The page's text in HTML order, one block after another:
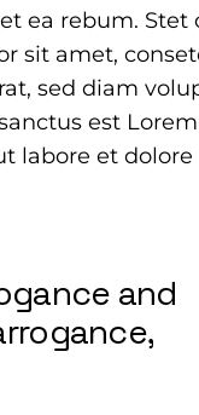
ea rebum. Stet
sit amet,
sed diam
est
labore et
and